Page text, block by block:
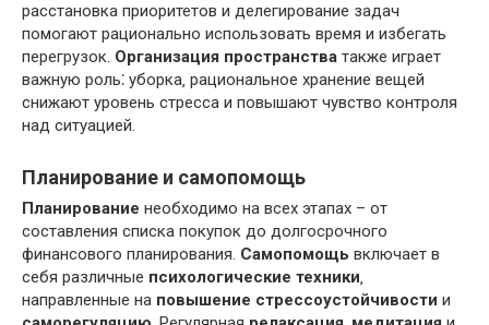
расстановка приоритетов и делегирование задач
помогают рационально использовать время и избегать
перегрузок. Организация пространства также играет
важную роль⁚ уборка‚ рациональное хранение вещей
снижают уровень стресса и повышают чувство контроля
над ситуацией.
Планирование и самопомощь
Планирование необходимо на всех этапах – от
составления списка покупок до долгосрочного
финансового планирования. Самопомощь включает в
себя различные психологические техники‚
направленные на повышение стрессоустойчивости и